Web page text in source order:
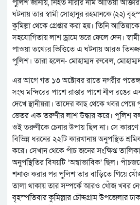
পুলিশ জানায়, নিহত নারীর নাম আতিয়া
ঘটনায় তার স্বামী সোহানুর রহমানকে (২২)
কুমিল্লা থেকে গ্রেপ্তার করা হয়। তিনি
সহযোগিতায় লাশ ড্রামে ভরে ফেলে দেন।
পাওয়া তথ্যের ভিত্তিতে এ ঘটনায় আরও
পুলিশ। তারা হলেন- মোহাম্মদ রুবেল,
এর আগে গত ১৩ অক্টোবর রাতে নগরীর
সংঘ মন্দিরের পাশে রাস্তার পাশে নীল রঙের
দেখে স্থানীয়রা। তাদের কাছ থেকে খবর পেয়ে
ভেতর এক তরুণীর লাশ উদ্ধার করে। পুলিশ
ওই তরুণীকে চেনার উপায় ছিল না। সে
বিভিন্ন ধরনের ২২টি কারখানায় অনুপস্থিত
করে। সেখান থেকে পাঁচ জনের সংক্ষিপ্ত
অনুপস্থিতির বিষয়টি ‘অস্বাভাবিক’ ছিল।
শনাক্ত করার পর পুলিশ তার বাড়িতে গিয়ে
তালা থাকায় তার সম্পর্কে আরও খোঁজ খবর
বৃহস্পতিবার কুমিল্লার চৌদ্দগ্রাম উপজেলার